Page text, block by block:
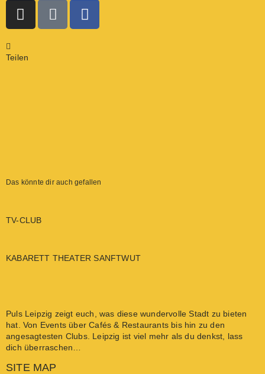
Teilen
Das könnte dir auch gefallen
TV-CLUB
KABARETT THEATER SANFTWUT
Puls Leipzig zeigt euch, was diese wundervolle Stadt zu bieten
hat. Von Events überCafés & Restaurants bis hin zu den
angesagtesten Clubs. Leipzig ist viel mehr als du denkst, lass
dich überraschen…
SITE MAP